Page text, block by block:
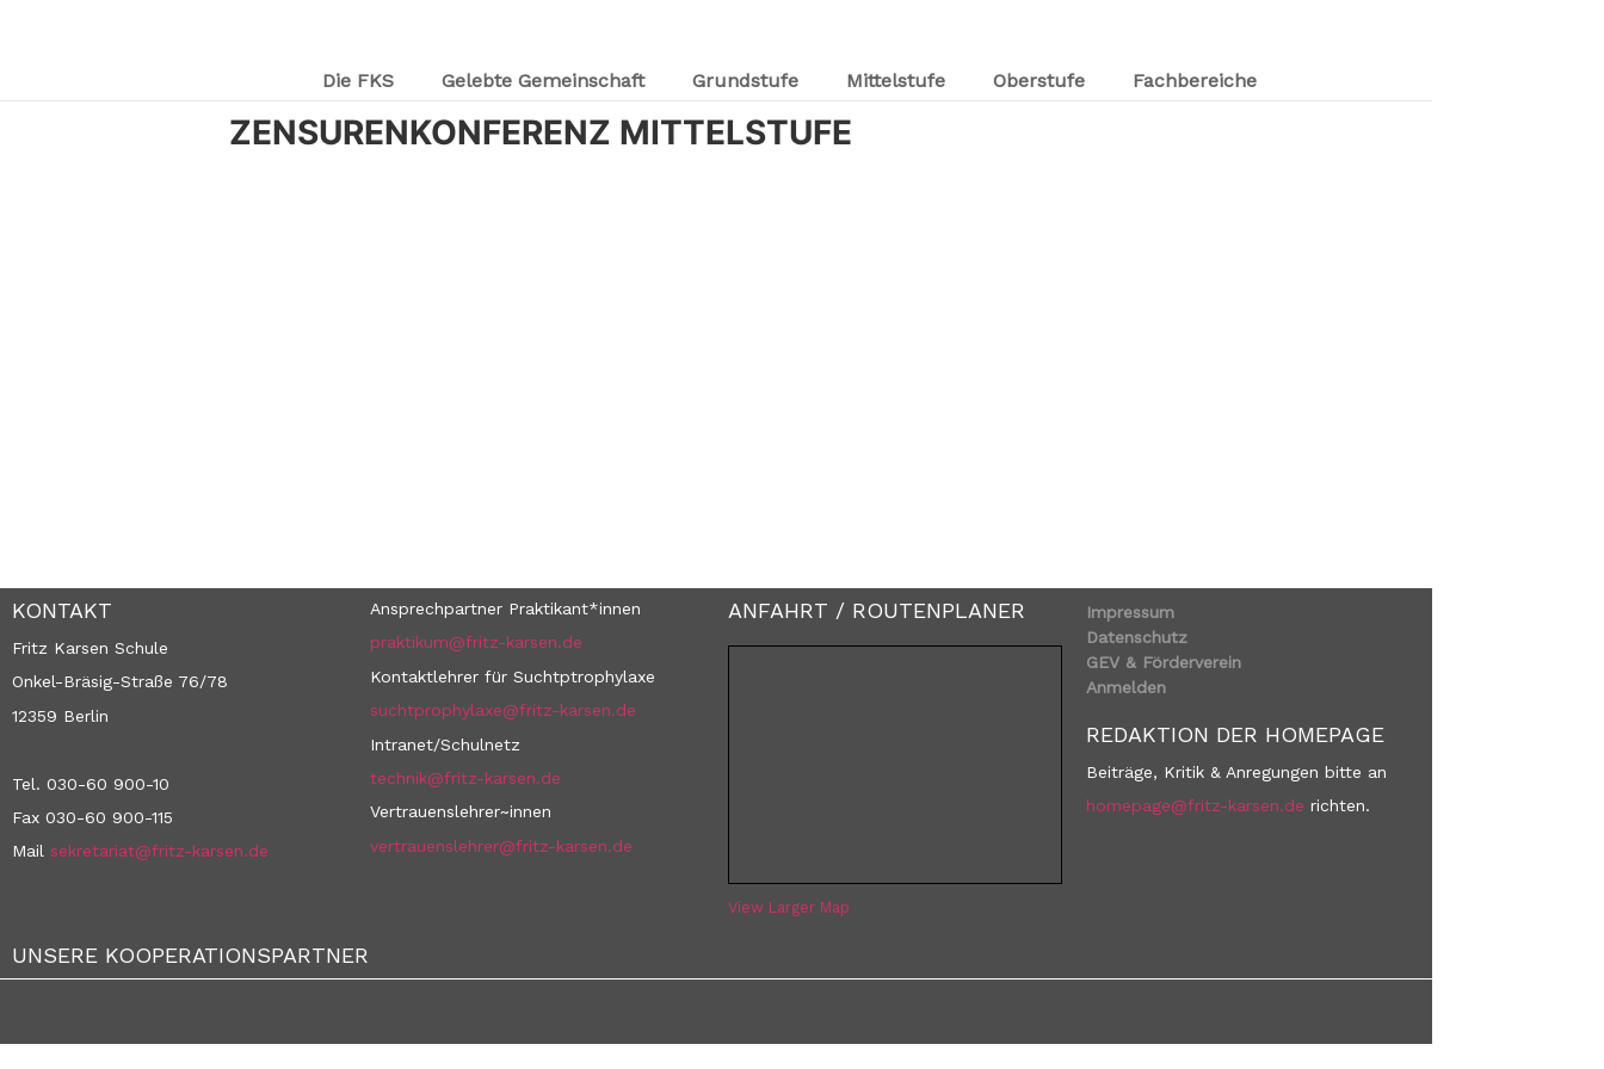
Die FKS Gelebte Gemeinschaft Grundstufe Mittelstufe Oberstufe Fachbereiche
ZENSURENKONFERENZ MITTELSTUFE
KONTAKT
Fritz Karsen Schule
Onkel-Bräsig-Straße 76/78
12359 Berlin
Tel. 030-60 900-10
Fax 030-60 900-115
Mail sekretariat@fritz-karsen.de
Ansprechpartner Praktikant*innen
praktikum@fritz-karsen.de
Kontaktlehrer für Suchtptrophylaxe
suchtprophylaxe@fritz-karsen.de
Intranet/Schulnetz
technik@fritz-karsen.de
Vertrauenslehrer~innen
vertrauenslehrer@fritz-karsen.de
ANFAHRT / ROUTENPLANER
View Larger Map
Impressum
Datenschutz
GEV & Förderverein
Anmelden
REDAKTION DER HOMEPAGE
Beiträge, Kritik & Anregungen bitte an
homepage@fritz-karsen.de richten.
UNSERE KOOPERATIONSPARTNER